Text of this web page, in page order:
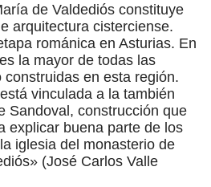
de Valdediós constituye
arquitectura cisterciense.
románica en Asturias. En
la mayor de todas las
en esta región.
vinculada a la también
Sandoval, construcción que
explicar buena parte de los
iglesia del monasterio de
(José Carlos Valle